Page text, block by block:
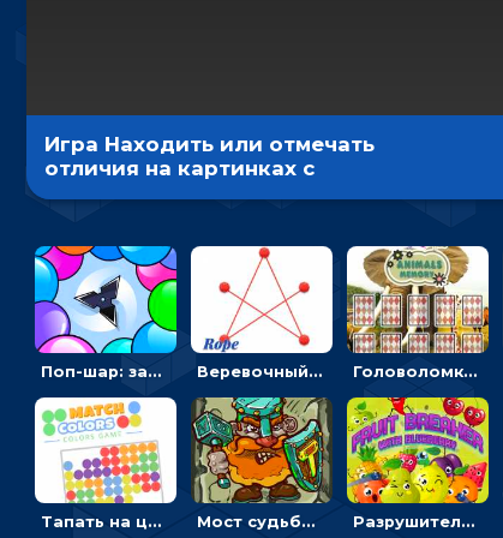
Игра Находить или отмечать
отличия на картинках с
викингами и зверями
Поп-шар: запускать колючку, чтобы лопать воздушные шарики Веревочный мастер: двигай узелки и развязывай их Головоломка с животными: переворачивать карточки, чтобы находить пару
Тапать на цветные точки, чтобы взрывать одинаковые - три в ряд Мост судьбы: прыгать по платформам и бить молотом орков Разрушитель фруктов: стрелять ягодами по ананасам